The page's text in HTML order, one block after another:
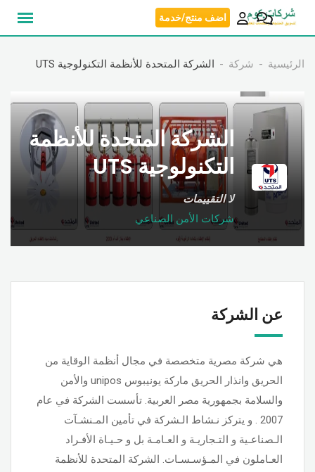
انتقل
اضف منتج/خدمة
الرئيسية شركة الشركة المتحدة للأنظمة التكنولوجية UTS
الشركة المتحدة للأنظمة
التكنولوجية UTS
لا التقييمات
شركات الأمن الصناعي
عن الشركة
هي شركة مصرية متخصصة في مجال أنظمة الوقاية من
الحريق وانذار الحريق ماركة يونيبوس unipos والأمن
والسلامة بجمهورية مصر العربية. تأسست الشركة في عام
2007 . و يتركز نـشاط الـشركة في تأمين المـنشـآت
الـصناعـية و التـجاريـة و العـامـة بل و حـيـاة الأفـراد
العـاملون في المـؤسـسـات. الشركة المتحدة للأنظمة